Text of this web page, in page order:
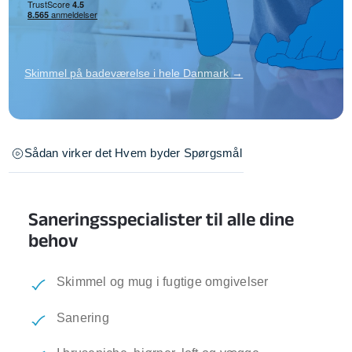
Skimmel på badeværelse i hele Danmark →
Sådan virker det Hvem byder Spørgsmål
Saneringsspecialister til alle dine
behov
Skimmel og mug i fugtige omgivelser
Sanering